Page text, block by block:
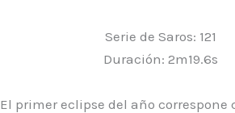
Serie de Saros: 121
Duración: 2m19.6s
El primer eclipse del año correspone